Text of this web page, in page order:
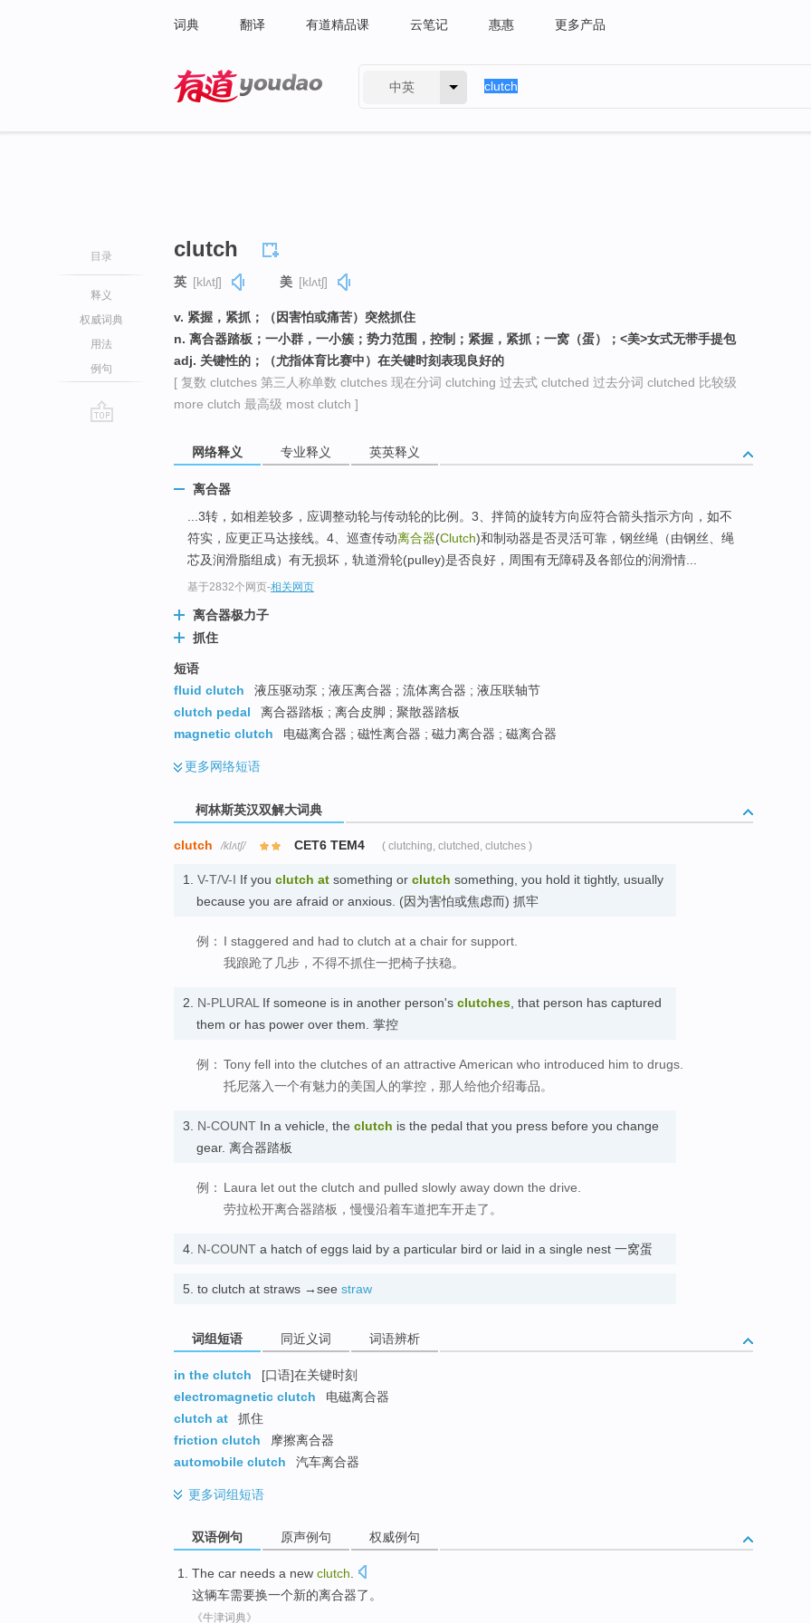
词典 翻译 有道精品课 云笔记 惠惠 更多产品
中英
目录
释义
权威词典
用法
例句
clutch
英 [klʌtʃ] 美 [klʌtʃ]
v. 紧握，紧抓；（因害怕或痛苦）突然抓住
n. 离合器踏板；一小群，一小簇；势力范围，控制；紧握，紧抓；一窝（蛋）；<美>女式无带手提包
adj. 关键性的；（尤指体育比赛中）在关键时刻表现良好的
[ 复数 clutches 第三人称单数 clutches 现在分词 clutching 过去式 clutched 过去分词 clutched 比较级
more clutch 最高级 most clutch ]
网络释义 专业释义 英英释义
离合器
...3转，如相差较多，应调整动轮与传动轮的比例。3、拌筒的旋转方向应符合箭头指示方向，如不
符实，应更正马达接线。4、巡查传动离合器(Clutch)和制动器是否灵活可靠，钢丝绳（由钢丝、绳
芯及润滑脂组成）有无损坏，轨道滑轮(pulley)是否良好，周围有无障碍及各部位的润滑情...
基于2832个网页-相关网页
离合器极力子
抓住
短语
fluid clutch
液压驱动泵 ; 液压离合器 ; 流体离合器 ; 液压联轴节
clutch pedal
离合器踏板 ; 离合皮脚 ; 聚散器踏板
magnetic clutch
电磁离合器 ; 磁性离合器 ; 磁力离合器 ; 磁离合器
更多网络短语
柯林斯英汉双解大词典
clutch /klʌtʃ/ CET6 TEM4 ( clutching, clutched, clutches )
1. V-T/V-I If you clutch at something or clutch something, you hold it tightly, usually
because you are afraid or anxious. (因为害怕或焦虑而) 抓牢
例： I staggered and had to clutch at a chair for support.
我踉跄了几步，不得不抓住一把椅子扶稳。
2. N-PLURALIf someone is in another person's clutches, that person has captured
them or has power over them. 掌控
例： Tony fell into the clutches of an attractive American who introduced him to drugs.
托尼落入一个有魅力的美国人的掌控，那人给他介绍毒品。
3. N-COUNT In a vehicle, the clutch is the pedal that you press before you change
gear. 离合器踏板
例： Laura let out the clutch and pulled slowly away down the drive.
劳拉松开离合器踏板，慢慢沿着车道把车开走了。
4. N-COUNT a hatch of eggs laid by a particular bird or laid in a single nest 一窝蛋
5. to clutch at straws →see straw
词组短语 同近义词 词语辨析
in the clutch
[口语]在关键时刻
electromagnetic clutch
电磁离合器
clutch at
抓住
friction clutch
摩擦离合器
automobile clutch
汽车离合器
更多词组短语
双语例句 原声例句 权威例句
The car needs a new clutch
这辆车需要换一个新的离合器了。
《牛津词典》